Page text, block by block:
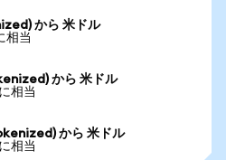
から 米ドル
相当
から 米ドル
相当
から 米ドル
相当